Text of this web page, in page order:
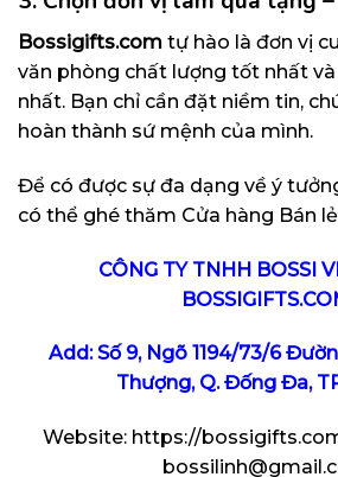
Bossigifts.com tự hào là đơn vị
văn phòng chất lượng tốt nhất
nhất. Bạn chỉ cần đặt niềm tin,
hoàn thành sứ mệnh của mình.
Để có được sự đa dạng về ý
có thể ghé thăm Cửa hàng Bán
CÔNG TY TNHH BOSSI
Add: Số 9, Ngõ 1194/73/6
Thượng, Q. Đống Đa,
Website: https://